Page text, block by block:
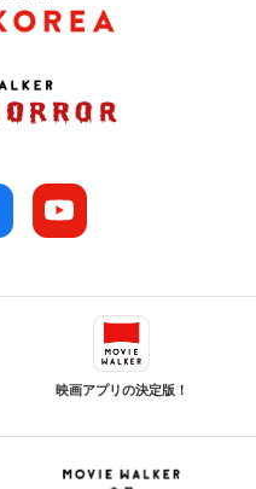
映画アプリの決定版！